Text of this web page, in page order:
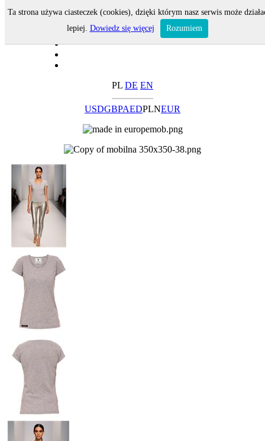
PL DE EN
USDGBPAEDPLNEUR
Ta strona używa ciasteczek (cookies), dzięki którym nasz serwis może
lepiej. Dowiedz się więcej Rozumiem